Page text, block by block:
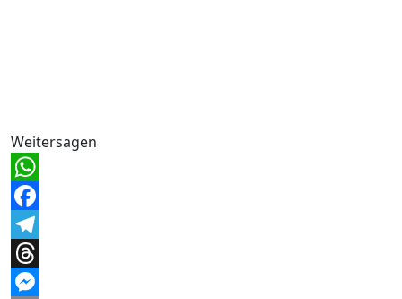
Weitersagen
WhatsApp
Facebook
Telegram
Threads